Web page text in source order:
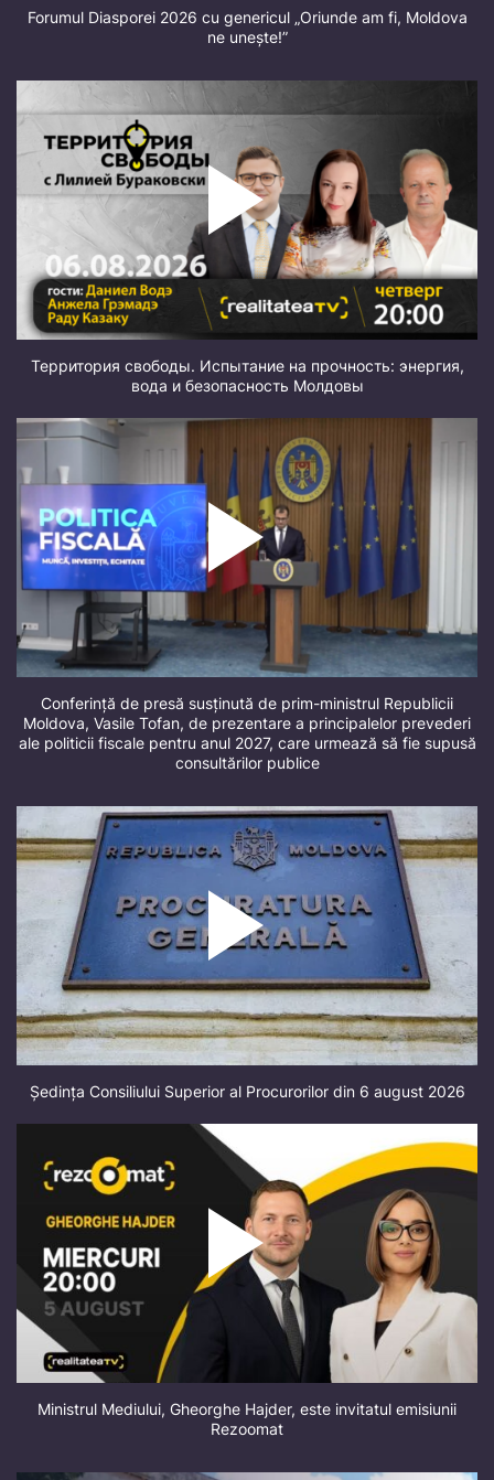
Forumul Diasporei 2026 cu genericul „Oriunde am fi, Moldova
ne unește!”
Территория свободы. Испытание на прочность: энергия,
вода и безопасность Молдовы
Conferință de presă susținută de prim-ministrul Republicii
Moldova, Vasile Tofan, de prezentare a principalelor prevederi
ale politicii fiscale pentru anul 2027, care urmează să fie supusă
consultărilor publice
Ședința Consiliului Superior al Procurorilor din 6 august 2026
Ministrul Mediului, Gheorghe Hajder, este invitatul emisiunii
Rezoomat